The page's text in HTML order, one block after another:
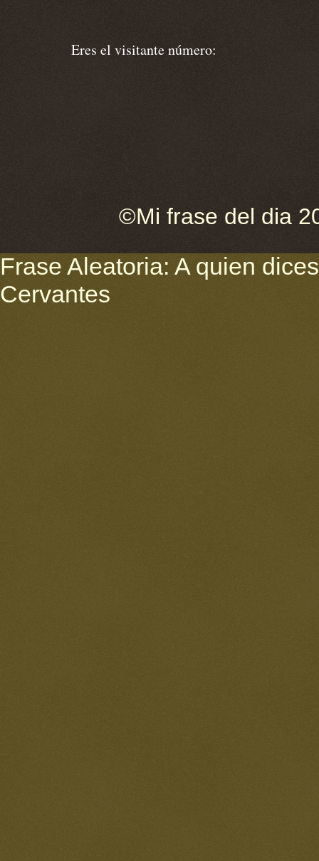
Eres el visitante número:
©Mi frase del dia
Frase Aleatoria: A quien
Cervantes